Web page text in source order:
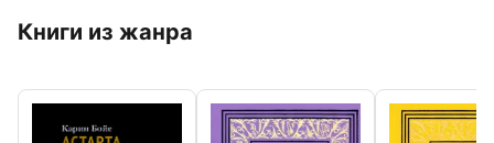
Книги из жанра